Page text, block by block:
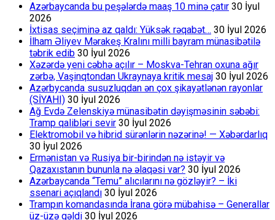
Azərbaycanda bu peşələrdə maaş 10 minə çatır 30 İyul
2026
İxtisas seçiminə az qaldı: Yüksək rəqabət… 30 İyul 2026
İlham Əliyev Mərakeş Kralını milli bayram münasibətilə
təbrik edib 30 İyul 2026
Xəzərdə yeni cəbhə açılır – Moskva-Tehran oxuna ağır
zərbə, Vaşinqtondan Ukraynaya kritik mesaj 30 İyul 2026
Azərbycanda susuzluqdan ən çox şikayətlənən rayonlar
(SİYAHI) 30 İyul 2026
Ağ Evdə Zelenskiyə münasibətin dəyişməsinin səbəbi:
Tramp qalibləri sevir 30 İyul 2026
Elektromobil və hibrid sürənlərin nəzərinə! — Xəbərdarlıq
30 İyul 2026
Ermənistan və Rusiya bir-birindən nə istəyir və
Qazaxıstanın bununla nə əlaqəsi var? 30 İyul 2026
Azərbaycanda “Temu” alıcılarını nə gözləyir? – İki
ssenari açıqlandı 30 İyul 2026
Trampın komandasında İrana görə mübahisə – Generallar
üz-üzə gəldi 30 İyul 2026